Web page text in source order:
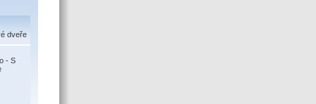
dveře
- S